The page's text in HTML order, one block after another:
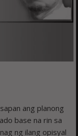
ang planong
base na rin sa
ng ilang opisyal